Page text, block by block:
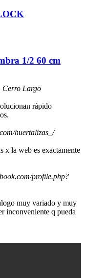
1/2 60 cm
Cerro Largo
rápido
huertalizas_/
x la web es exactamente
profile.php?
muy variado y muy
inconveniente q pueda